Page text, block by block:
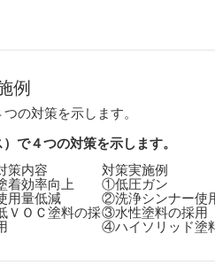
例
の対策を示します。
で４つの対策を示します。
策内容
対策実施例
着効率向上
①低圧ガン
用量低減
②洗浄シンナー使
ＶＯＣ塗料の採③水性塗料の採用
④ハイソリッド塗